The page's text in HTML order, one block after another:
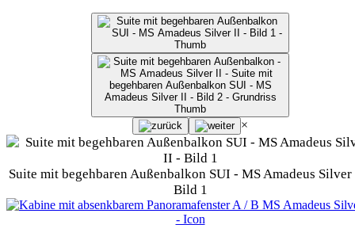
×
Suite mit begehbaren Außenbalkon SUI - MS Amadeus
Bild 1